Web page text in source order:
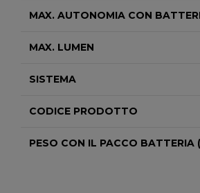
MAX. AUTONOMIA CON
MAX. LUMEN
SISTEMA
CODICE PRODOTTO
PESO CON IL PACCO BATTERIA